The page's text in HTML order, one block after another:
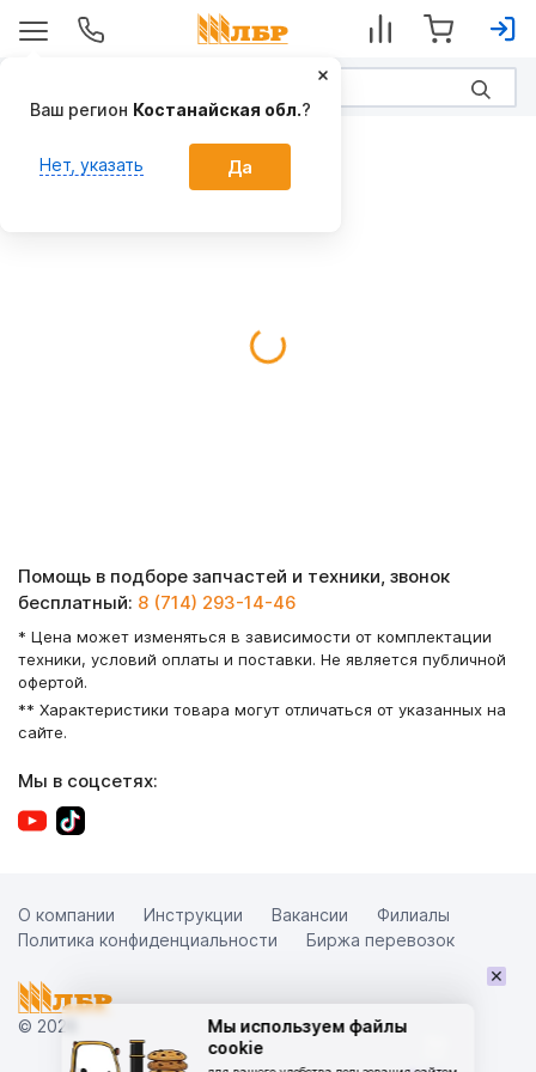
Мы используем файлы
cookie
Помощь в подборе запчастей и техники, звонок
бесплатный: 8 (714) 293-14-46
* Цена может изменяться в зависимости от комплектации
техники, условий оплаты и поставки. Не является публичной
офертой.
** Характеристики товара могут отличаться от указанных на
сайте.
Мы в соцсетях:
© 2026
О компании Инструкции Вакансии
Филиалы
Политика конфиденциальности
Биржа перевозок
×
Ваш регион Костанайская обл.?
Нет, указать Да